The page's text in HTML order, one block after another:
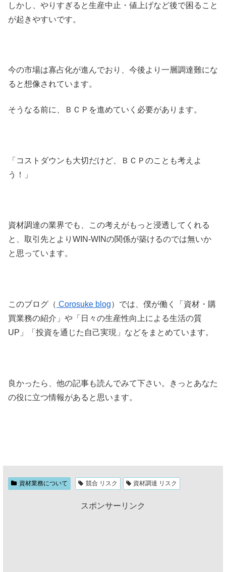
しかし、やりすぎると生産中止・値上げなど後で困ること
が起きやすいです。
今の市場は寡占化が進んでおり、今後より一層調達難にな
ると想像されています。
そうなる前に、ＢＣＰを進めていく必要があります。
「コストダウンも大切だけど、ＢＣＰのことも考えよ
う！」
資材調達の業界でも、この考えがもっと浸透してくれる
と、取引先とよりWIN-WINの関係が築けるのでは無いか
と思っています。
このブログ（ Corosuke blog）では、僕が働く「資材・購
買業務の紹介」や「日々の生産性向上による生活の質
UP」「投資を通じた自己実現」などをまとめています。
良かったら、他の記事も読んでみて下さい。きっとあなた
の役に立つ情報があると思います。
資材業務について 競合 リスク 資材調達 リスク
スポンサーリンク